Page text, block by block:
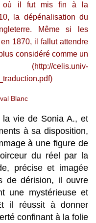
où il fut mis fin à la
la dépénalisation du
Même si les
1870, il fallut attendre
considéré comme un
(http://celis.univ-
Blanc
vie de Sonia A., et
à sa disposition,
à une figure de
du réel par la
précise et imagée
de dérision, il ouvre
une mystérieuse et
il réussit à donner
confinant à la folie